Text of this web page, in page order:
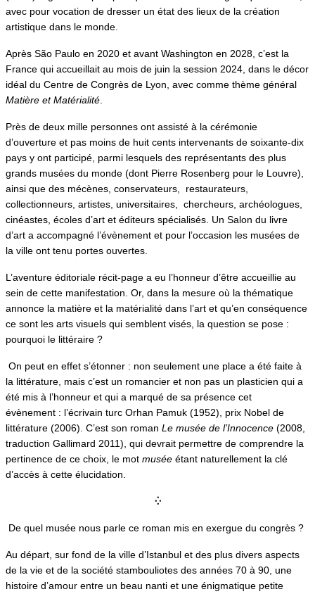
avec pour vocation de dresser un état des lieux de la création
artistique dans le monde.
Après São Paulo en 2020 et avant Washington en 2028, c’est la
France qui accueillait au mois de juin la session 2024, dans le décor
idéal du Centre de Congrès de Lyon, avec comme thème général
Matière et Matérialité
Près de deux mille personnes ont assisté à la cérémonie
d’ouverture et pas moins de huit cents intervenants de soixante-dix
pays y ont participé, parmi lesquels des représentants des plus
grands musées du monde (dont Pierre Rosenberg pour le Louvre),
ainsi que des mécènes, conservateurs, restaurateurs,
collectionneurs, artistes, universitaires, chercheurs, archéologues,
cinéastes, écoles d’art et éditeurs spécialisés. Un Salon du livre
d’art a accompagné l’évènement et pour l’occasion les musées de
la ville ont tenu portes ouvertes.
L’aventure éditoriale récit-page a eu l’honneur d’être accueillie au
sein de cette manifestation. Or, dans la mesure où la thématique
annonce la matière et la matérialité dans l’art et qu’en conséquence
ce sont les arts visuels qui semblent visés, la question se pose :
pourquoi le littéraire ?
On peut en effet s’étonner : non seulement une place a été faite à
la littérature, mais c’est un romancier et non pas un plasticien qui a
été mis à l’honneur et qui a marqué de sa présence cet
évènement : l’écrivain turc Orhan Pamuk (1952), prix Nobel de
littérature (2006). C’est son roman Le musée de l’Innocence (2008,
traduction Gallimard 2011), qui devrait permettre de comprendre la
pertinence de ce choix, le mot musée étant naturellement la clé
d’accès à cette élucidation.
⁛
De quel musée nous parle ce roman mis en exergue du congrès ?
Au départ, sur fond de la ville d’Istanbul et des plus divers aspects
de la vie et de la société stambouliotes des années 70 à 90, une
histoire d’amour entre un beau nanti et une énigmatique petite